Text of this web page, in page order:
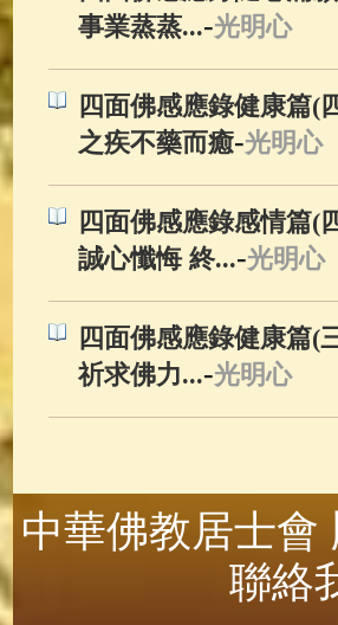
事業蒸蒸...-光明心
四面佛感應錄健康篇(
之疾不藥而癒-光明心
四面佛感應錄感情篇(
誠心懺悔 終...-光明心
四面佛感應錄健康篇(
祈求佛力...-光明心
中華佛教居士會
聯絡